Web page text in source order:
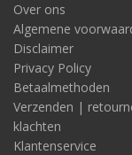
Over ons
Algemene
Disclaimer
Privacy Policy
Betaalmethoden
Verzenden |
klachten
Klantenservice